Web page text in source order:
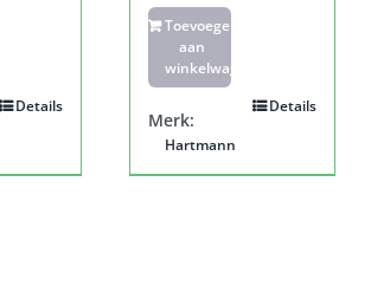
Details
Toevoegen
aan
winkelwagen
Details
Merk:
Hartmann